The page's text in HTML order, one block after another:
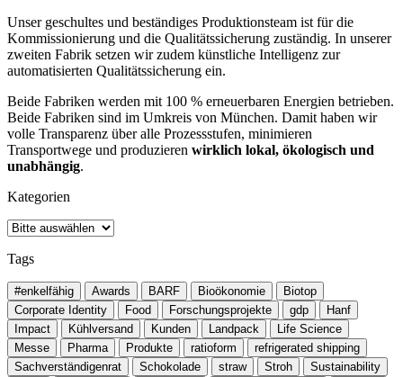
Unser geschultes und beständiges Produktionsteam ist für die
Kommissionierung und die Qualitätssicherung zuständig. In unserer
zweiten Fabrik setzen wir zudem künstliche Intelligenz zur
automatisierten Qualitätssicherung ein.
Beide Fabriken werden mit 100 % erneuerbaren Energien betrieben.
Beide Fabriken sind im Umkreis von München. Damit haben wir
volle Transparenz über alle Prozessstufen, minimieren
Transportwege und produzieren wirklich lokal, ökologisch und
unabhängig.
Kategorien
Tags
#enkelfähig Awards BARF Bioökonomie
Biotop
Corporate Identity
Food Forschungsprojekte gdp
Hanf
Impact
Kühlversand Kunden Landpack
Life Science
Messe
Pharma Produkte ratioform
refrigerated shipping
Sachverständigenrat
Schokolade straw Stroh
Sustainability